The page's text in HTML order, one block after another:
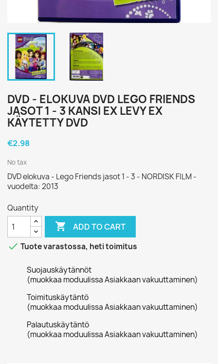
DVD - ELOKUVA DVD LEGO FRIENDS
JASOT 1 - 3 KANSI EX LEVY EX
KÄYTETTY DVD
€2.98
No tax
DVD elokuva - Lego Friends jasot 1 - 3 - NORDISK FILM -
vuodelta: 2013
Quantity
 ADD TO CART
 Tuote varastossa, heti toimitus
Suojauskäytännöt
(muokkaa moduulissa Asiakkaan vakuuttaminen)
Toimituskäytäntö
(muokkaa moduulissa Asiakkaan vakuuttaminen)
Palautuskäytäntö
(muokkaa moduulissa Asiakkaan vakuuttaminen)